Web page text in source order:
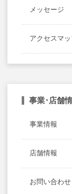
メッセージ
アクセスマ
事業･店舗
事業情報
店舗情報
お問い合わせ